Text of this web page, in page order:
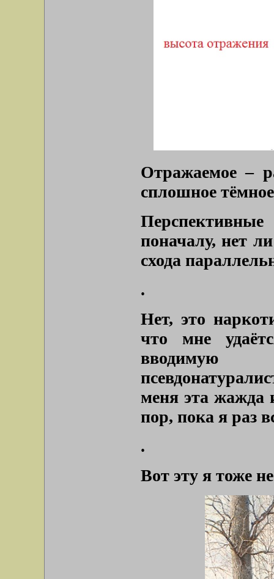
Отражаемое –
сплошное
поначалу, нет
схода
.
Нет, это
что мне
меня эта жажда
пор, пока я раз
.
Вот эту я тоже